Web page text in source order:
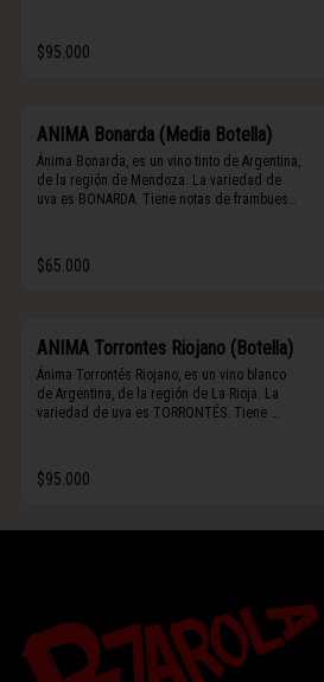
por barrica por 3 meses.
$95.000
ANIMA Bonarda (Media Botella)
Ánima Bonarda, es un vino tinto de Argentina,
de la región de Mendoza. La variedad de
uva es BONARDA. Tiene notas de frambuesa
por barrica por 3 meses.
$65.000
ANIMA Torrontes Riojano (Botella)
Ánima Torrontés Riojano, es un vino blanco
de Argentina, de la región de La Rioja. La
variedad de uva es TORRONTÉS. Tiene
$95.000